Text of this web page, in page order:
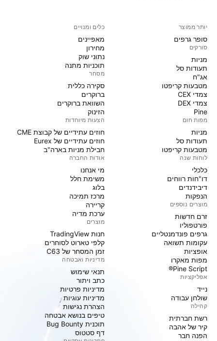
יותר ממוצר
סופר גרפים
סורקים
מניות‏
תעודות סל
אג"ח
מטבעות קריפטו
צמדי CEX
צמדי DEX
Pine
מפות חום
מניות‏
תעודות סל
מטבעות קריפטו
לוחות שנה
כלכלי
דו"חות רווחים
דיבידנדים
הנפקות
מוצרים נוספים
זרם חדשות
פורטפוליו
גרפים פונדמנטליים
עקומות תשואה
אופציות
מפות מאקרו
Pine Script®
אפליקציות
נייד
שולחן עבודה
קהילה
רשת חברתית
קיר של אהבה
הפנה חבר
כלים ומנויים
מאפיינים
מחירון
נתוני שוק
תוכניות מתנה
מסחר
סקירה כללית
ברוקרים
השוואת ברוקרים
הזינוק
הצעות מיוחדות
חוזים עתידיים של קבוצת CME
חוזים עתידיים של Eurex
חבילת מניות בארה"ב
אודות החברה
מי אנחנו
משימת חלל
בלוג
מרכז תמיכה
קריירה
ערכת מדיה
מוצרים
חנות TradingView
קלפי טארוט לסוחרים
זמן המסחר של C63
מדיניות ואבטחה
תנאי שימוש
כתב ויתור
מדיניות פרטיות
מדיניות עוגיות
הצהרת נגישות
טיפים בנושא אבטחה
תוכנית Bug Bounty
דף סטטוס